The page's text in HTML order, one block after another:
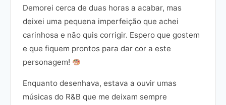
Demorei cerca de duas horas a acabar, mas
deixei uma pequena imperfeição que achei
carinhosa e não quis corrigir. Espero que gostem
e que fiquem prontos para dar cor a este
personagem!
Enquanto desenhava, estava a ouvir umas
músicas do R&B que me deixam sempre